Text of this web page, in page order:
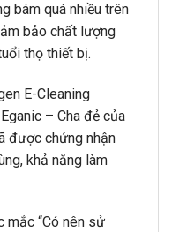
bám quá nhiều trên
bảo chất lượng
thọ thiết bị.
E-Cleaning
– Cha đẻ của
được chứng nhận
khả năng làm
mắc “Có nên sử